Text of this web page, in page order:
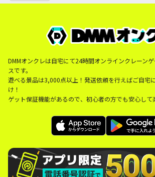
DMMオンクレは自宅にて24時間オンラインクレーン
スです。
遊べる景品は3,000点以上！発送依頼を行えばご自宅
け！
ゲット保証機能があるので、初心者の方でも安心して